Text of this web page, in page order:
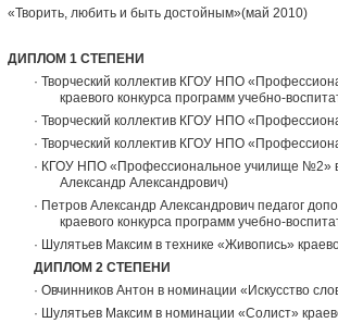
«Творить, любить и быть достойным»(май 2010)
ДИПЛОМ 1 СТЕПЕНИ
· Творческий коллектив КГОУ НПО
краевого конкурса программ учебно-
· Творческий коллектив КГОУ НПО
· Творческий коллектив КГОУ НПО
· КГОУ НПО «Профессиональное училище №2» в
Александр Александрович)
· Петров Александр Александрович педагог
краевого конкурса программ учебно-
· Шулятьев Максим в технике «Живопись»
ДИПЛОМ 2 СТЕПЕНИ
· Овчинников Антон в номинации «Искусство
· Шулятьев Максим в номинации «Солист»